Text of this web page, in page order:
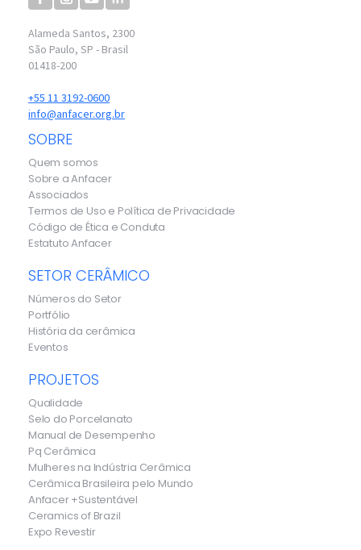
Alameda Santos, 2300
São Paulo, SP - Brasil
01418-200
+55 11 3192-0600
info@anfacer.org.br
SOBRE
Quem somos
Sobre a Anfacer
Associados
Termos de Uso e Política de Privacidade
Código de Ética e Conduta
Estatuto Anfacer
SETOR CERÂMICO
Números do Setor
Portfólio
História da cerâmica
Eventos
PROJETOS
Qualidade
Selo do Porcelanato
Manual de Desempenho
Pq Cerâmica
Mulheres na Indústria Cerâmica
Cerâmica Brasileira pelo Mundo
Anfacer +Sustentável
Ceramics of Brazil
Expo Revestir